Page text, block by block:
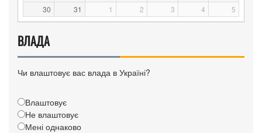
30
31 1 2 3 4 5
ВЛАДА
Чи влаштовує вас влада в Україні?
Влаштовує
Не влаштовує
Мені однаково